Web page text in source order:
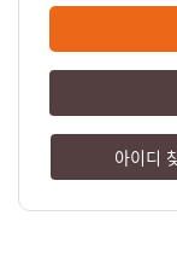
아이디